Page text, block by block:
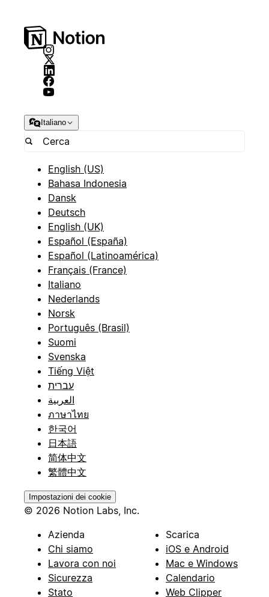
Italiano
English (US)
Bahasa Indonesia
Dansk
Deutsch
English (UK)
Español (España)
Español (Latinoamérica)
Français (France)
Italiano
Nederlands
Norsk
Português (Brasil)
Suomi
Svenska
Tiếng Việt
עברית
العربية
ภาษาไทย
한국어
日本語
简体中文
繁體中文
Impostazioni dei cookie
© 2026 Notion Labs, Inc.
Azienda
Chi siamo
Lavora con noi
Sicurezza
Stato
Scarica
iOS e Android
Mac e Windows
Calendario
Web Clipper